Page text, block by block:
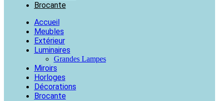
Brocante
Accueil
Meubles
Extérieur
Luminaires
Grandes Lampes
Miroirs
Horloges
Décorations
Brocante